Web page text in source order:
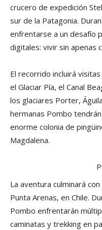
crucero de expedición
sur de la Patagonia.
enfrentarse a un desafío
digitales: vivir sin apenas
El recorrido incluirá
el Glaciar Pía, el Canal
los glaciares Porter,
hermanas Pombo
enorme colonia de
Magdalena.
La aventura culminará
Punta Arenas, en Chile.
Pombo enfrentarán
caminatas y trekking en